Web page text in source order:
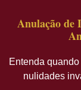
Anulação de
Entenda
nulidades